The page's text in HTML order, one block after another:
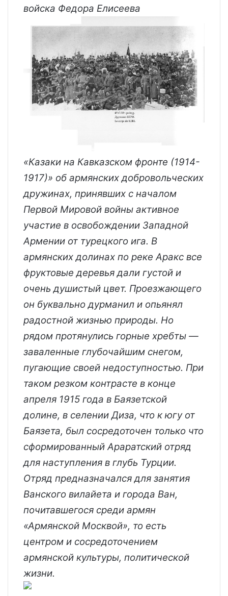
войска Федора Елисеева
«Казаки на Кавказском фронте (1914-
1917)» об армянских добровольческих
дружинах, принявших с началом
Первой Мировой войны активное
участие в освобождении Западной
Армении от турецкого ига. В
армянских долинах по реке Аракс все
фруктовые деревья дали густой и
очень душистый цвет. Проезжающего
он буквально дурманил и опьянял
радостной жизнью природы. Но
рядом протянулись горные хребты —
заваленные глубочайшим снегом,
пугающие своей недоступностью. При
таком резком контрасте в конце
апреля 1915 года в Баязетской
долине, в селении Диза, что к югу от
Баязета, был сосредоточен только что
сформированный Араратский отряд
для наступления в глубь Турции.
Отряд предназначался для занятия
Ванского вилайета и города Ван,
почитавшегося среди армян
«Армянской Москвой», то есть
центром и сосредоточением
армянской культуры, политической
жизни.